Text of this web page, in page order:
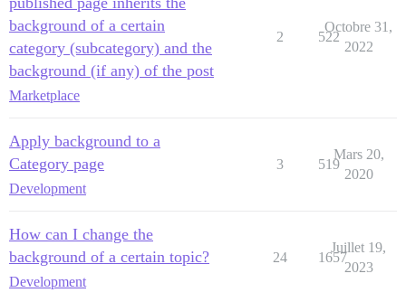
background of a certain
category (subcategory) and the
background (if any) of the post
Marketplace
2 522
Octobre 31,
2022
Apply background to a
Category page
Development
3 519
Mars 20,
2020
How can I change the
background of a certain topic?
Development
24 1657
Juillet 19,
2023